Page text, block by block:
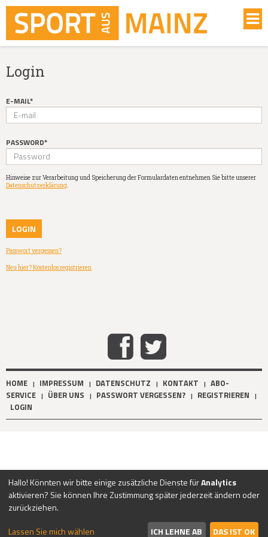
Login
E-MAIL*
PASSWORD*
Hinweise zur Verarbeitung und Speicherung der Formulardaten entnehmen Sie bitte unserer
Datenschutzerklärung.
Passwort vergessen?
Neu hier? Kostenlos registrieren
HOME | IMPRESSUM | DATENSCHUTZ | KONTAKT | ABO-
SERVICE | ÜBER UNS | PASSWORT VERGESSEN? | REGISTRIEREN |
LOGIN
Hallo! Könnten wir bitte einige zusätzliche Dienste fürAnalytics
aktivieren? Sie können Ihre Zustimmung später jederzeit ändern oder
zurückziehen.
Lassen Sie mich wählen
ICH LEHNE AB DAS IST OK